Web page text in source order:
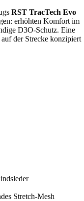
RST TracTech Evo
erhöhten Komfort im
D3O-Schutz. Eine
der Strecke konzipiert
Stretch-Mesh